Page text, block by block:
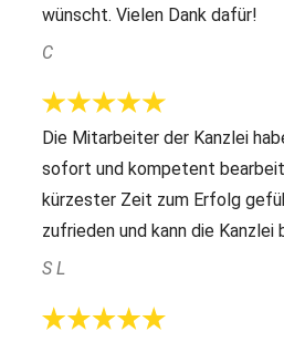
wünscht. Vielen Dank dafür!
C
Die Mitarbeiter der Kanzlei
sofort und kompetent
kürzester Zeit zum Erfolg
zufrieden und kann die
S L